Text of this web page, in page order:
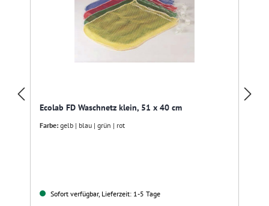
Ecolab FD Waschnetz klein, 51 x 40 cm
Farbe: gelb | blau | grün | rot
Sofort verfügbar, Lieferzeit: 1-5 Tage